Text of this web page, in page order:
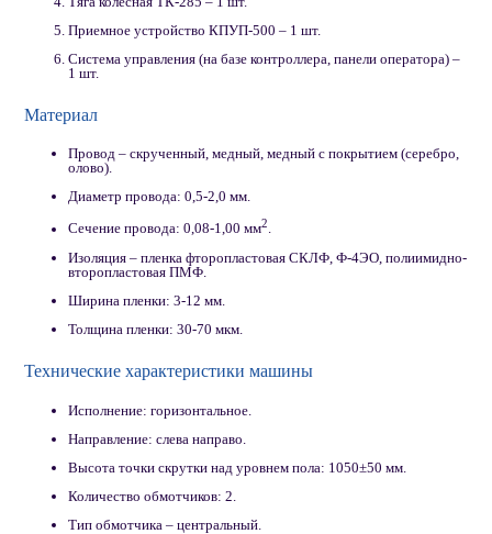
Приемное устройство КПУП-500 – 1 шт.
Система управления (на базе контроллера, панели оператора) –
1 шт.
Материал
Провод – скрученный, медный, медный с покрытием (серебро,
олово).
Диаметр провода: 0,5-2,0 мм.
Сечение провода: 0,08-1,00 мм2.
Изоляция – пленка фторопластовая СКЛФ, Ф-4ЭО, полиимидно-
второпластовая ПМФ.
Ширина пленки: 3-12 мм.
Толщина пленки: 30-70 мкм.
Технические характеристики машины
Исполнение: горизонтальное.
Направление: слева направо.
Высота точки скрутки над уровнем пола: 1050±50 мм.
Количество обмотчиков: 2.
Тип обмотчика – центральный.